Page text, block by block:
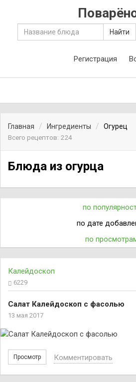
Найти
Регистрация
Главная Ингредиенты
Огурец
Всего рецептов: 224
Блюда из огурца
по
по дате
по
Калейдоскоп
6229
Салат Калейдоскоп с фасолью
13 мая 2017
Просмотр Комментировать